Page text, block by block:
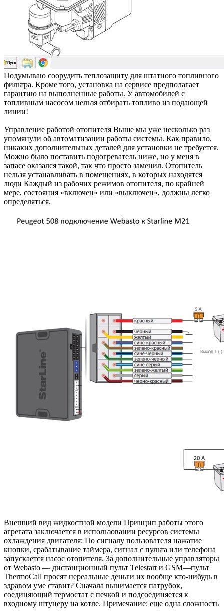
Подумываю соорудить теплозащиту для штатного топливного
фильтра. Кроме того, установка на сервисе предполагает
гарантию на выполненные работы. У автомобилей с
топливным насосом нельзя отбирать топливо из подающей
линии!
Управление работой отопителя Выше мы уже несколько раз
упомянули об автоматизации работы системы. Как правило,
никаких дополнительных деталей для установки не требуется.
Можно было поставить подогреватель ниже, но у меня в
запасе оказался такой, так что просто заменил. Отопитель
нельзя устанавливать в помещениях, в которых находятся
люди Каждый из рабочих режимов отопителя, по крайней
мере, состояния «включен» или «выключен», должны легко
определяться.
Внешний вид жидкостной модели Принцип работы этого
агрегата заключается в использовании ресурсов системы
охлаждения двигателя: По сигналу пользователя нажатие
кнопки, срабатывание таймера, сигнал с пульта или телефона
запускается насос отопителя. За дополнительные управляторы
от Webasto — дистанционный пульт Telestart и GSM—пульт
ThermoCall просят нереальные деньги их вообще кто-нибудь в
здравом уме ставит? Сначала вынимается патрубок,
соединяющий термостат с печкой и подсоединяется к
входному штуцеру на котле. Примечание: еще одна сложность